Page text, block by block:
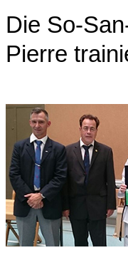
Die So-
Pierre